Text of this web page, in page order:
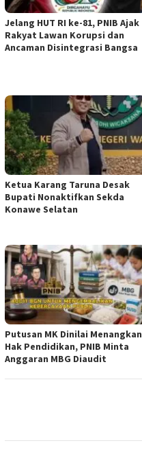
Jelang HUT RI ke-81, PNIB Ajak
Rakyat Lawan Korupsi dan
Ancaman Disintegrasi Bangsa
Ketua ‎Karang Taruna Desak
Bupati Nonaktifkan Sekda
Konawe Selatan
Putusan MK Dinilai Menangkan
Hak Pendidikan, PNIB Minta
Anggaran MBG Diaudit